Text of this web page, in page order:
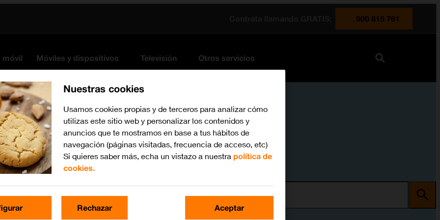
900 815 761
móvil Móviles y dispositivos Televisión Otros servicios
Busca por problema o tema
Nuestras cookies
Usamos cookies propias y de terceros para analizar cómo
utilizas este sitio web y personalizar los contenidos y
anuncios que te mostramos en base a tus hábitos de
navegación (páginas visitadas, frecuencia de acceso, etc)
Si quieres saber más, echa un vistazo a nuestra política de
cookies.
Rechazar Aceptar